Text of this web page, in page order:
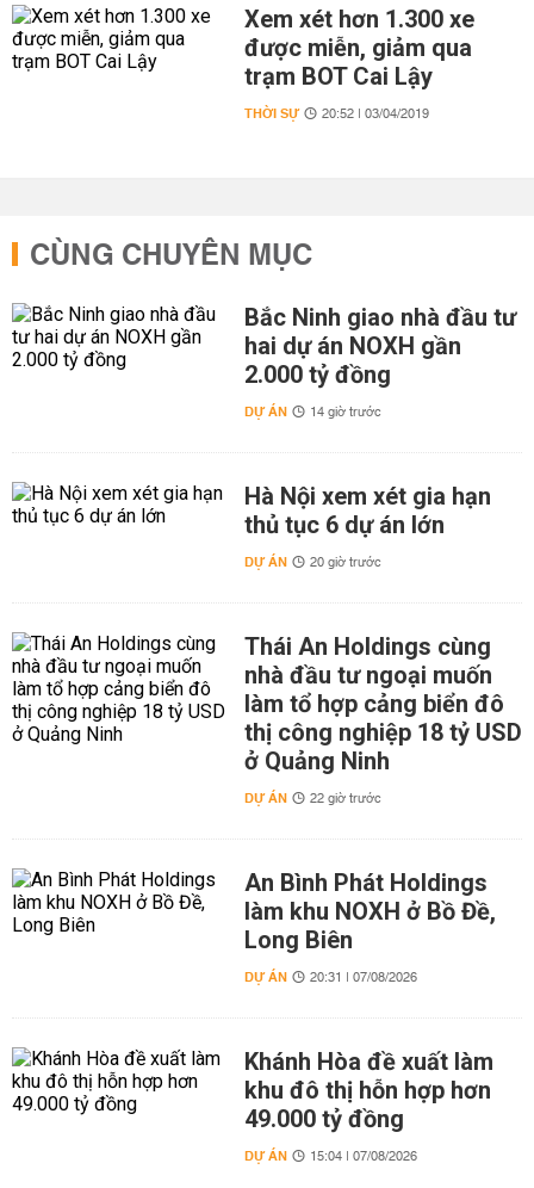
Xem xét hơn 1.300 xe
được miễn, giảm qua
trạm BOT Cai Lậy
THỜI SỰ 20:52 | 03/04/2019
CÙNG CHUYÊN MỤC
Bắc Ninh giao nhà đầu tư
hai dự án NOXH gần
2.000 tỷ đồng
DỰ ÁN 14 giờ trước
Hà Nội xem xét gia hạn
thủ tục 6 dự án lớn
DỰ ÁN 20 giờ trước
Thái An Holdings cùng
nhà đầu tư ngoại muốn
làm tổ hợp cảng biển đô
thị công nghiệp 18 tỷ USD
ở Quảng Ninh
DỰ ÁN 22 giờ trước
An Bình Phát Holdings
làm khu NOXH ở Bồ Đề,
Long Biên
DỰ ÁN 20:31 | 07/08/2026
Khánh Hòa đề xuất làm
khu đô thị hỗn hợp hơn
49.000 tỷ đồng
DỰ ÁN 15:04 | 07/08/2026